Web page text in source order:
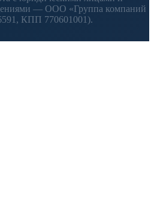
— ООО «Группа компаний
КПП 770601001).